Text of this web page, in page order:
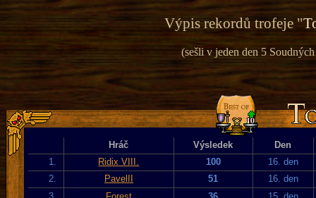
Výpis rekordů trofeje "
(sešli v jeden den 5
Hráč Výsledek
Den
1.
Ridix VIII. 100
16. den
2.
PavelII 51
16. den